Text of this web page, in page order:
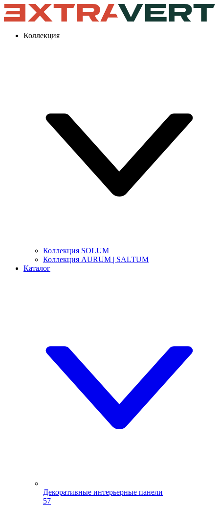
Коллекция
Коллекция SOLUM
Коллекция AURUM | SALTUM
Каталог
Декоративные интерьерные панели
57